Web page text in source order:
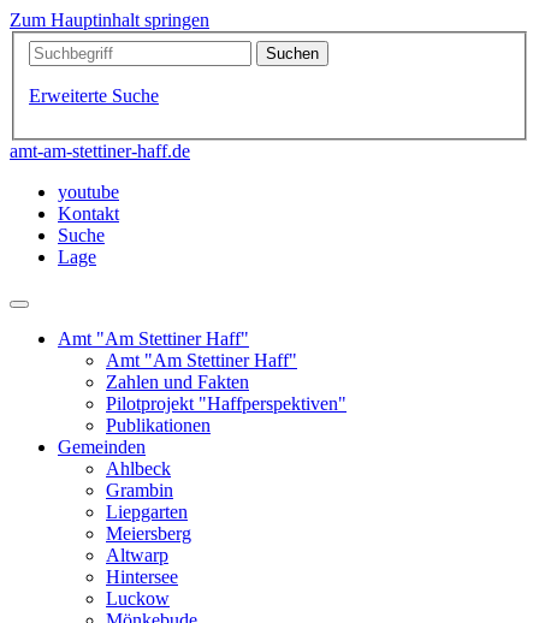
Zum Hauptinhalt springen
Erweiterte Suche
amt-am-stettiner-haff.de
youtube
Kontakt
Suche
Lage
Amt "Am Stettiner Haff"
Amt "Am Stettiner Haff"
Zahlen und Fakten
Pilotprojekt "Haffperspektiven"
Publikationen
Gemeinden
Ahlbeck
Grambin
Liepgarten
Meiersberg
Altwarp
Hintersee
Luckow